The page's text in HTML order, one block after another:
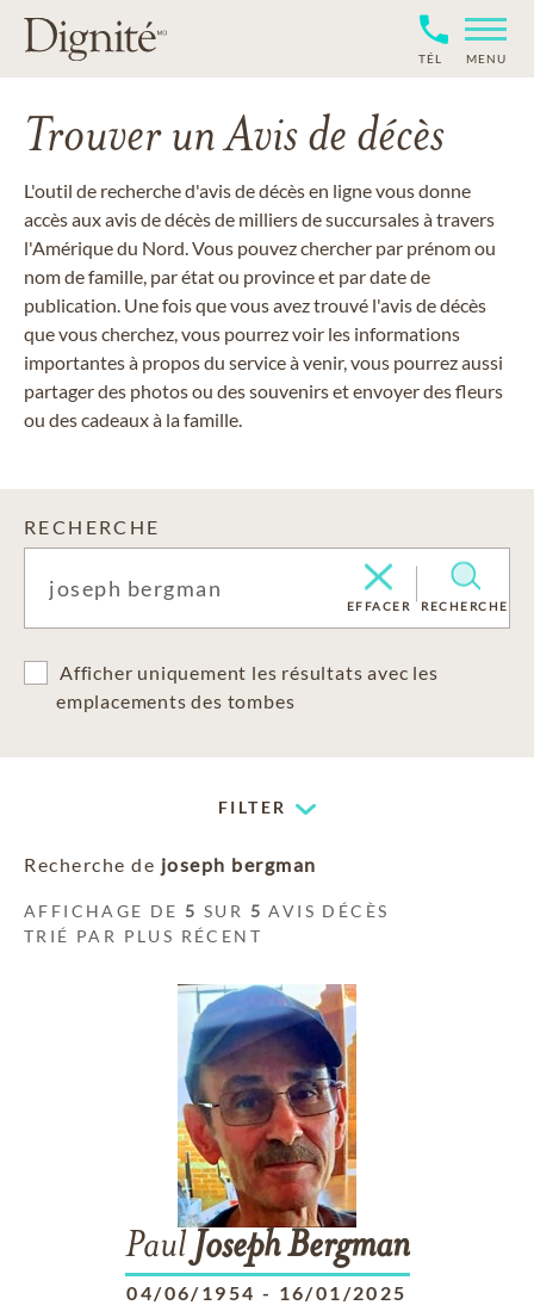
TÉL MENU
Trouver un Avis de décès
L'outil de recherche d'avis de décès en ligne vous donne
accès aux avis de décès de milliers de succursales à travers
l'Amérique du Nord. Vous pouvez chercher par prénom ou
nom de famille, par état ou province et par date de
publication. Une fois que vous avez trouvé l'avis de décès
que vous cherchez, vous pourrez voir les informations
importantes à propos du service à venir, vous pourrez aussi
partager des photos ou des souvenirs et envoyer des fleurs
ou des cadeaux à la famille.
RECHERCHE
EFFACER RECHERCHE
Afficher uniquement les résultats avec les
emplacements des tombes
FILTER
Recherche de joseph bergman
AFFICHAGE DE 5 SUR 5 AVIS DÉCÈS
TRIÉ PAR PLUS RÉCENT
Paul Joseph Bergman
04/06/1954 - 16/01/2025